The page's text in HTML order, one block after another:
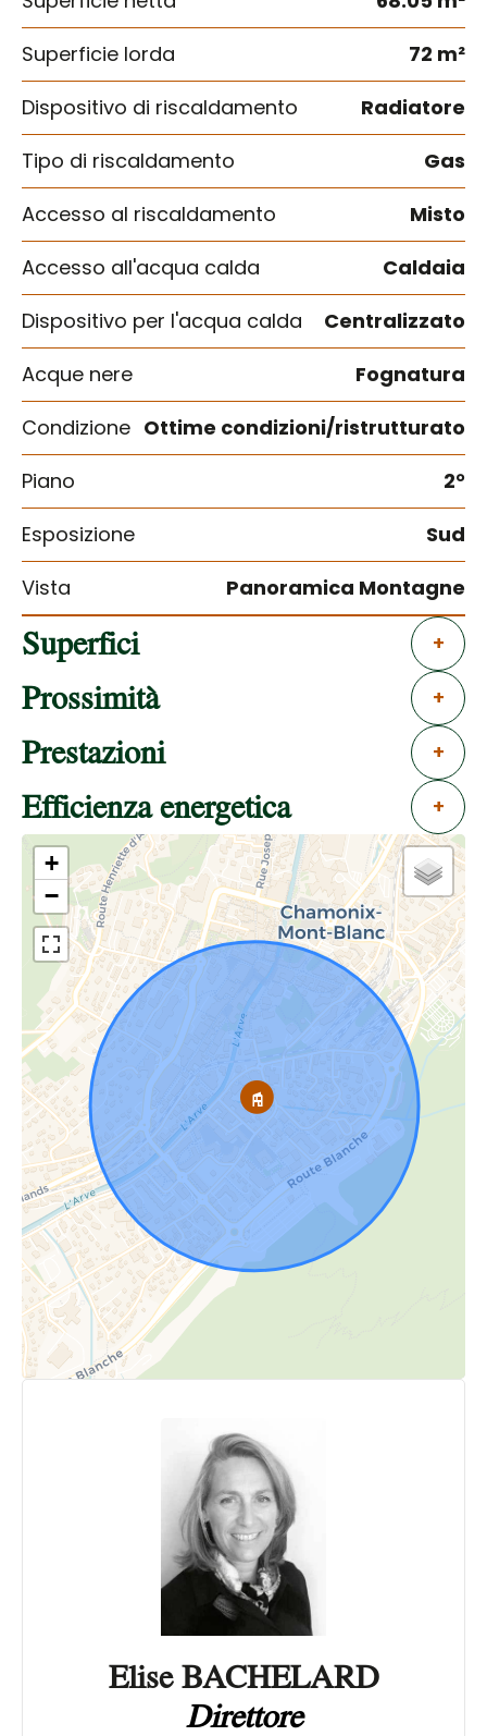
Superficie lorda
72 m²
Dispositivo di riscaldamento
Radiatore
Tipo di riscaldamento
Gas
Accesso al riscaldamento
Misto
Accesso all'acqua calda
Caldaia
Dispositivo per l'acqua calda
Centralizzato
Acque nere
Fognatura
Condizione Ottime condizioni/ristrutturato
Piano
2°
Esposizione
Sud
Vista
Panoramica Montagne
Superfici +
Prossimità +
Prestazioni +
Efficienza energetica +
+
−
Elise BACHELARD
Direttore